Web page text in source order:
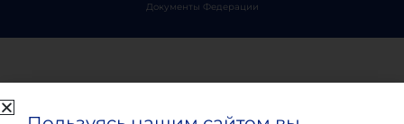
Документы Федерации